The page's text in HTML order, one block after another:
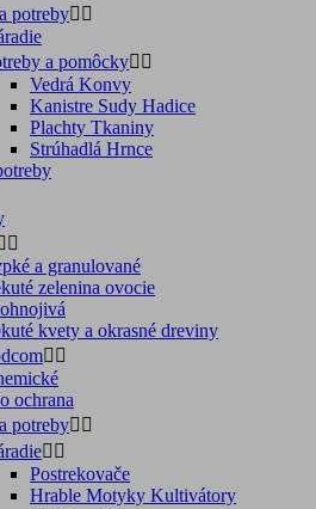
potreby 
a pomôcky 
Vedrá Konvy
Kanistre Sudy Hadice
Plachty Tkaniny
Strúhadlá Hrnce

a granulované
zelenina ovocie
kvety a okrasné dreviny
 
ochrana
potreby 
 
Postrekovače
Hrable Motyky Kultivátory